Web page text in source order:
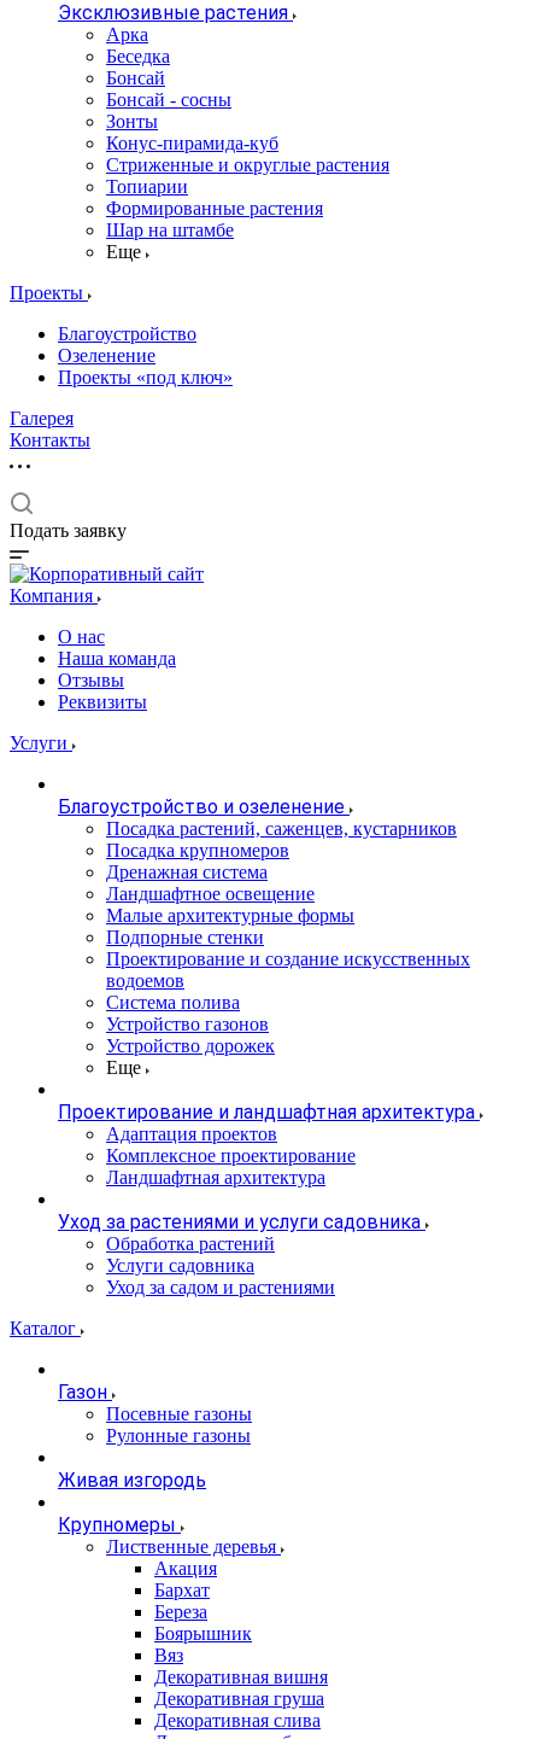
Эксклюзивные растения
Арка
Беседка
Бонсай
Бонсай - сосны
Зонты
Конус-пирамида-куб
Стриженные и округлые растения
Топиарии
Формированные растения
Шар на штамбе
Еще
Проекты
Благоустройство
Озеленение
Проекты «под ключ»
Галерея
Контакты
Подать заявку
Компания
О нас
Наша команда
Отзывы
Реквизиты
Услуги
Благоустройство и озеленение
Посадка растений, саженцев, кустарников
Посадка крупномеров
Дренажная система
Ландшафтное освещение
Малые архитектурные формы
Подпорные стенки
Проектирование и создание искусственных
водоемов
Система полива
Устройство газонов
Устройство дорожек
Еще
Проектирование и ландшафтная архитектура
Адаптация проектов
Комплексное проектирование
Ландшафтная архитектура
Уход за растениями и услуги садовника
Обработка растений
Услуги садовника
Уход за садом и растениями
Каталог
Газон
Посевные газоны
Рулонные газоны
Живая изгородь
Крупномеры
Лиственные деревья
Акация
Бархат
Береза
Боярышник
Вяз
Декоративная вишня
Декоративная груша
Декоративная слива